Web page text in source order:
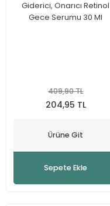
Giderici, Onarıcı Retinol
Gece Serumu 30 Ml
409,90 TL
204,95 TL
Ürüne Git
Sepete Ekle